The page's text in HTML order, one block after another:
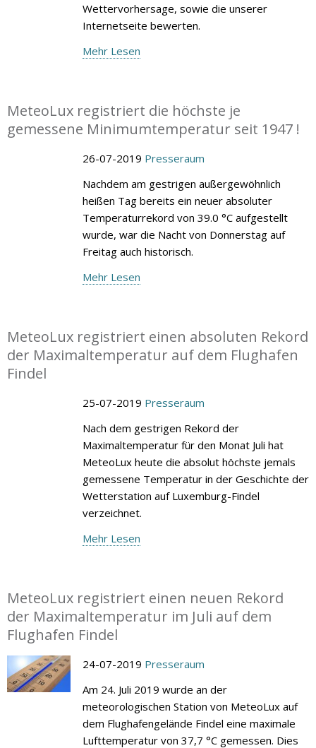
Wettervorhersage, sowie die unserer
Internetseite bewerten.
Mehr Lesen
MeteoLux registriert die höchste je
gemessene Minimumtemperatur seit 1947 !
26-07-2019 Presseraum
Nachdem am gestrigen außergewöhnlich
heißen Tag bereits ein neuer absoluter
Temperaturrekord von 39.0 °C aufgestellt
wurde, war die Nacht von Donnerstag auf
Freitag auch historisch.
Mehr Lesen
MeteoLux registriert einen absoluten Rekord
der Maximaltemperatur auf dem Flughafen
Findel
25-07-2019 Presseraum
Nach dem gestrigen Rekord der
Maximaltemperatur für den Monat Juli hat
MeteoLux heute die absolut höchste jemals
gemessene Temperatur in der Geschichte der
Wetterstation auf Luxemburg-Findel
verzeichnet.
Mehr Lesen
MeteoLux registriert einen neuen Rekord
der Maximaltemperatur im Juli auf dem
Flughafen Findel
24-07-2019 Presseraum
Am 24. Juli 2019 wurde an der
meteorologischen Station von MeteoLux auf
dem Flughafengelände Findel eine maximale
Lufttemperatur von 37,7 °C gemessen. Dies